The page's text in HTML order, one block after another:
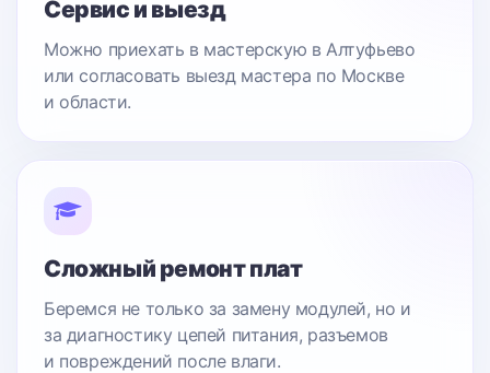
Сервис и выезд
Можно приехать в мастерскую в Алтуфьево
или согласовать выезд мастера по Москве
и области.
Сложный ремонт плат
Беремся не только за замену модулей, но и
за диагностику цепей питания, разъемов
и повреждений после влаги.